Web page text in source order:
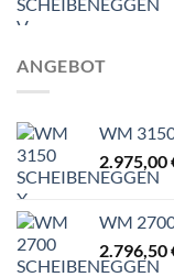
ANGEBOT
WM
2.975,00
WM
2.796,50